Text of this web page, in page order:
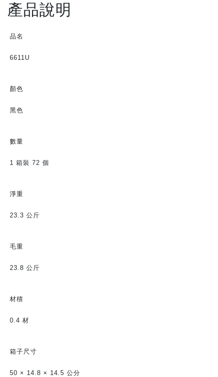
產品說明
品名
6611U
顏色
黑色
數量
1 箱裝 72 個
淨重
23.3 公斤
毛重
23.8 公斤
材積
0.4 材
箱子尺寸
50 × 14.8 × 14.5 公分